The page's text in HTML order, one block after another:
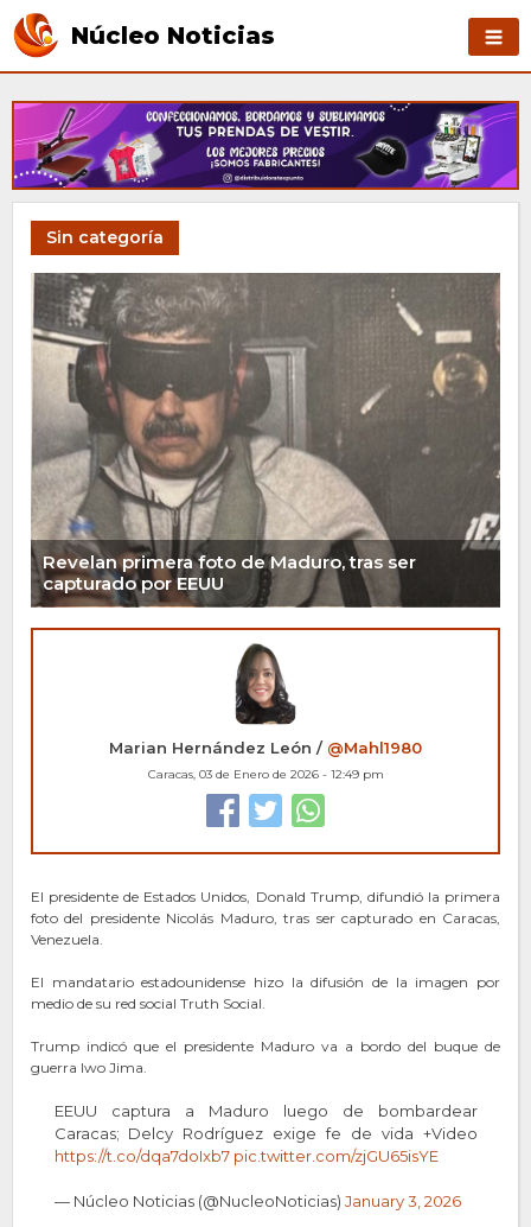
Núcleo Noticias
Sin categoría
Revelan primera foto de Maduro, tras ser
capturado por EEUU
Marian Hernández León / @Mahl1980
Caracas, 03 de Enero de 2026 - 12:49 pm
El presidente de Estados Unidos, Donald Trump, difundió la primera
foto del presidente Nicolás Maduro, tras ser capturado en Caracas,
Venezuela.
El mandatario estadounidense hizo la difusión de la imagen por
medio de su red social Truth Social.
Trump indicó que el presidente Maduro va a bordo del buque de
guerra Iwo Jima.
EEUU captura a Maduro luego de bombardear
Caracas; Delcy Rodríguez exige fe de vida +Video
https://t.co/dqa7doIxb7 pic.twitter.com/zjGU65isYE
— Núcleo Noticias (@NucleoNoticias) January 3, 2026